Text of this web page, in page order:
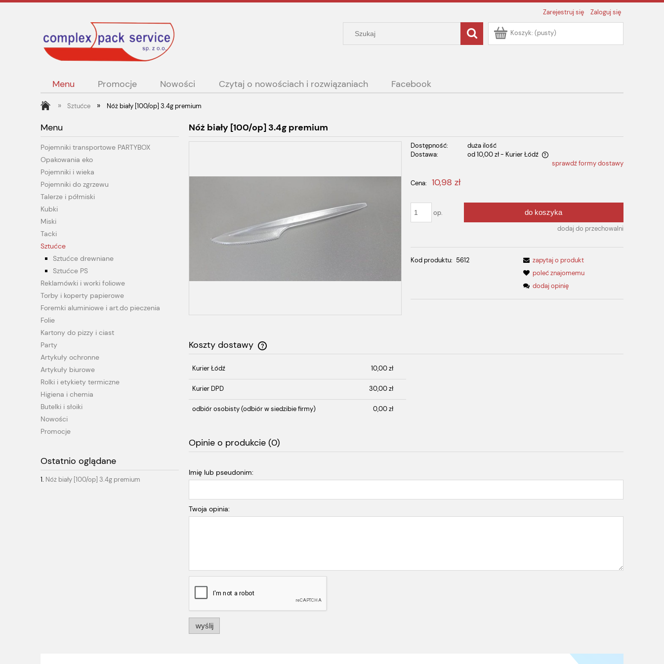
Zarejestruj się Zaloguj się
Koszyk: (pusty)
Menu Promocje Nowości Czytaj o nowościach i rozwiązaniach Facebook
» Sztućce » Nóż biały [100/op] 3.4g premium
Menu
Pojemniki transportowe PARTYBOX
Opakowania eko
Pojemniki i wieka
Pojemniki do zgrzewu
Talerze i półmiski
Kubki
Miski
Tacki
Sztućce
Sztućce drewniane
Sztućce PS
Reklamówki i worki foliowe
Torby i koperty papierowe
Foremki aluminiowe i art.do pieczenia
Folie
Kartony do pizzy i ciast
Party
Artykuły ochronne
Artykuły biurowe
Rolki i etykiety termiczne
Higiena i chemia
Butelki i słoiki
Nowości
Promocje
Ostatnio oglądane
Nóż biały [100/op] 3.4g premium
Nóż biały [100/op] 3.4g premium
Dostępność:
duża ilość
Dostawa:
od 10,00 zł - Kurier Łódź
płatności
sprawdź formy dostawy
Cena: 10,98 zł
op.
do koszyka
dodaj do przechowalni
Kod produktu: 5612
zapytaj o produkt
poleć znajomemu
dodaj opinię
Koszty dostawy
Cena nie zawiera ewentualnych kosztów
płatności
Kurier Łódź 10,00 zł
Kurier DPD 30,00 zł
odbiór osobisty(odbiór w siedzibie firmy) 0,00 zł
Opinie o produkcie (0)
Imię lub pseudonim:
Twoja opinia:
wyślij